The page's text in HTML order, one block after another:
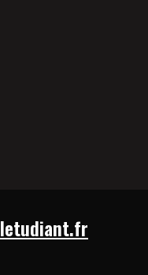
letudiant.fr